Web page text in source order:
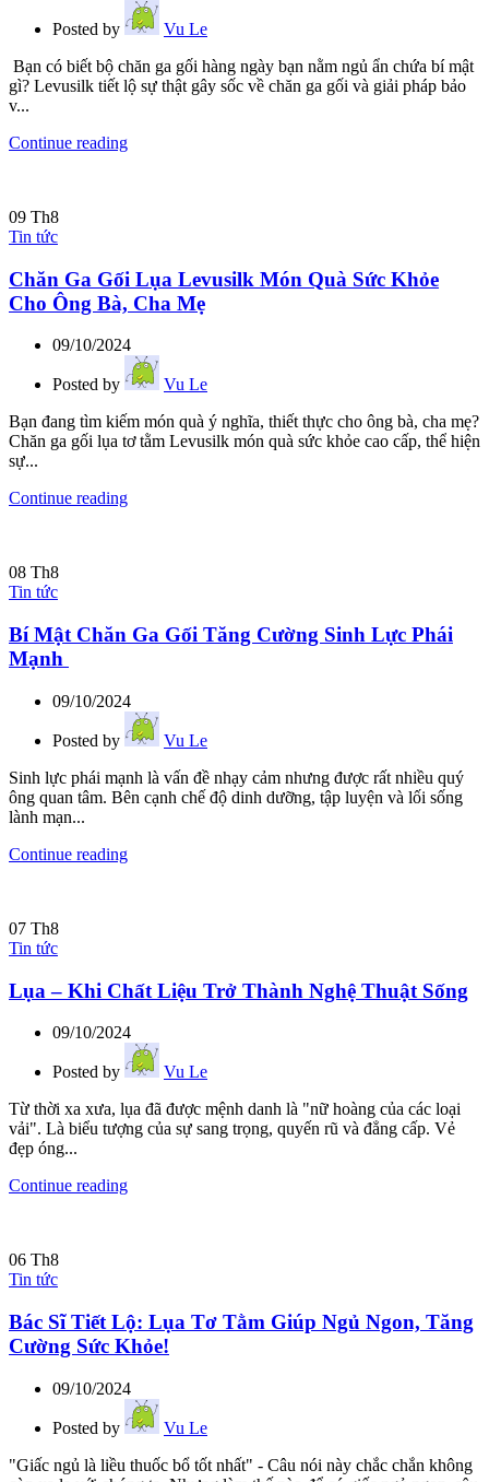
Posted by
Vu Le
Bạn có biết bộ chăn ga gối hàng ngày bạn nằm ngủ ẩn chứa bí mật
gì? Levusilk tiết lộ sự thật gây sốc về chăn ga gối và giải pháp bảo
v...
Continue reading
09 Th8
Tin tức
Chăn Ga Gối Lụa Levusilk Món Quà Sức Khỏe
Cho Ông Bà, Cha Mẹ
09/10/2024
Posted by
Vu Le
Bạn đang tìm kiếm món quà ý nghĩa, thiết thực cho ông bà, cha mẹ?
Chăn ga gối lụa tơ tằm Levusilk món quà sức khỏe cao cấp, thể hiện
sự...
Continue reading
08 Th8
Tin tức
Bí Mật Chăn Ga Gối Tăng Cường Sinh Lực Phái
Mạnh
09/10/2024
Posted by
Vu Le
Sinh lực phái mạnh là vấn đề nhạy cảm nhưng được rất nhiều quý
ông quan tâm. Bên cạnh chế độ dinh dưỡng, tập luyện và lối sống
lành mạn...
Continue reading
07 Th8
Tin tức
Lụa – Khi Chất Liệu Trở Thành Nghệ Thuật Sống
09/10/2024
Posted by
Vu Le
Từ thời xa xưa, lụa đã được mệnh danh là "nữ hoàng của các loại
vải". Là biểu tượng của sự sang trọng, quyến rũ và đẳng cấp. Vẻ
đẹp óng...
Continue reading
06 Th8
Tin tức
Bác Sĩ Tiết Lộ: Lụa Tơ Tằm Giúp Ngủ Ngon, Tăng
Cường Sức Khỏe!
09/10/2024
Posted by
Vu Le
"Giấc ngủ là liều thuốc bổ tốt nhất" - Câu nói này chắc chắn không